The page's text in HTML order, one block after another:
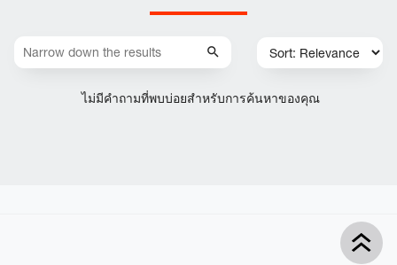
ไม่มีคำถามที่พบบ่อยสำหรับการค้นหาของคุณ